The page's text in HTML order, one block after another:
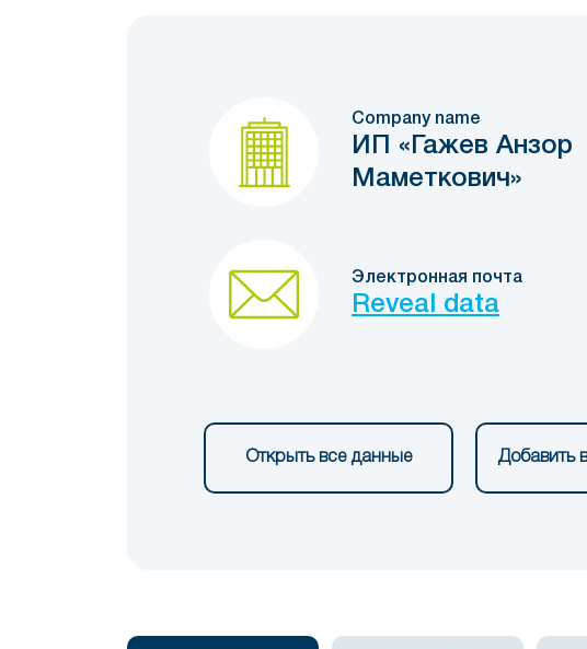
Company name
ИП «Гажев Анзор
Маметкович»
Электронная почта
Reveal data
Открыть все данные Добавить